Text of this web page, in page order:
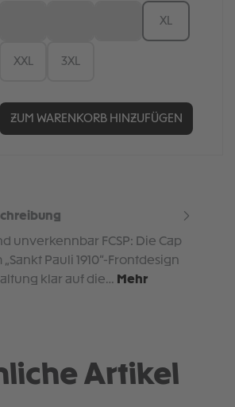
XL
XXL 3XL
ZUM WARENKORB HINZUFÜGEN
unverkennbar FCSP: Die Cap
Pauli 1910“-Frontdesign
klar auf die… Mehr
Artikel